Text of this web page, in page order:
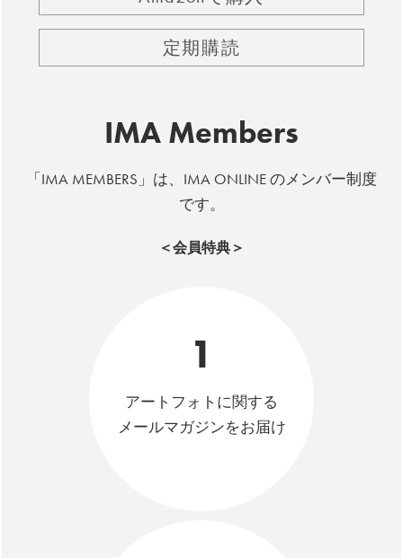
定期購読
IMA Members
「IMA MEMBERS」は、IMA ONLINE のメンバー制度
です。
＜会員特典＞
1
アートフォトに関する
メールマガジンをお届け